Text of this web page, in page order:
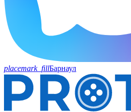
placemark_fillБарнаул